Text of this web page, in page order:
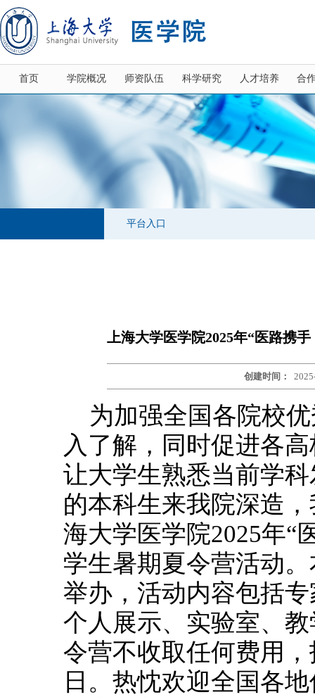
首页 学院概况 师资队伍 科学研究 人才培养 合
平台入口
上海大学医学院2025年“医路携
创建时间：
为加强全国各院校
入了解，同时促进各
让大学生熟悉当前学
的本科生来我院深造
海大学医学院2025年“
学生暑期夏令营活动
举办，活动内容包括
个人展示、实验室、
令营不收取任何费用
日。热忱欢迎全国各